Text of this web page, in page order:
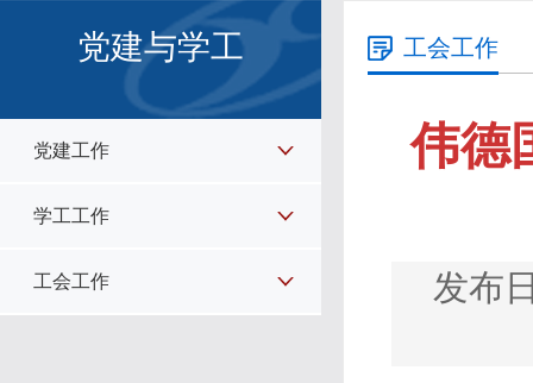
党建与学工
党建工作
学工工作
工会工作
工会工作
伟德
发布